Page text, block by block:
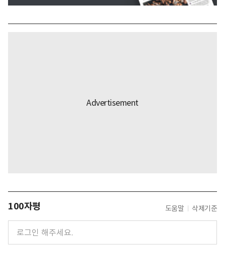
100자평 도움말 삭제기준